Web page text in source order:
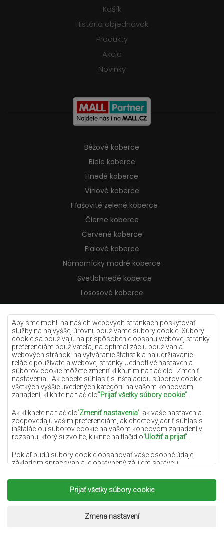
Aby sme mohli na našich webových stránkach poskytovať
služby na najvyššej úrovni, používame súbory cookie. Súbory
cookie sa používajú na prispôsobenie obsahu webovej stránky
preferenciám používateľa, na optimalizáciu používania
webových stránok, na vytváranie štatistík a na udržiavanie
relácie používateľa webovej stránky. Jednotlivé nastavenia
súborov cookie môžete zmeniť kliknutím na tlačidlo "Zmeniť
nastavenia". Ak chcete súhlasiť s inštaláciou súborov cookie
všetkých vyššie uvedených kategórií na vašom koncovom
zariadení, kliknite na tlačidlo"Prijať všetky súbory cookie"
Ak kliknete na tlačidlo'Zmeniť nastavenia' , ak vaše nastavenia
zodpovedajú vašim preferenciám, ak chcete vyjadriť súhlas s
inštaláciou súborov cookie na vašom koncovom zariadení v
rozsahu, ktorý si zvolíte, kliknite na tlačidlo'Uložiť a prijať'
Pokiaľ budú súbory cookie obsahovať vaše osobné údaje,
základom spracovania je oprávnený záujem správcu
podobe poskytovania vysokokvalitných služieb na našej
webovej stránke a marketingových aktivít správcu osobných
údajov a jeho dôveryhodných partnerov.
Viac informácií o súboroch cookie a spracovaní osobných
Prijať všetky súbory cookie
Zmena nastavení
Košík
História objednávok
Produkty
Akcia
Novinky
Béžové koberce
Biele koberce
Hnedé koberce
Vínové koberce
Fľašovité zelené koberce
Čierne koberce
Červené koberce
Fialové koberce
Námornícky modré koberce
Svetlohnedé koberce
Lososové koberce
Krémové koberce
Lilac koberce
Žlté koberce
Mätové koberce
Modré koberce
Oranžové koberce
Ružové koberce
Šedé koberce
Terakotové koberce
Zelené koberce
Zlaté koberce
Copyright 2022Koberce Chemex.Všetky práva
Realizácia:www.dimax.pl